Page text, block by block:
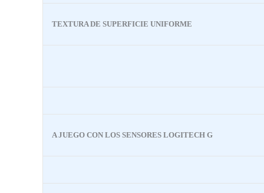
TEXTURA DE SUPERFICIE UNIFORME
A JUEGO CON LOS SENSORES LOGITECH G